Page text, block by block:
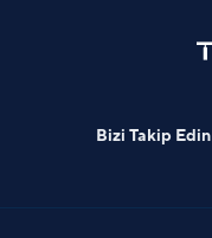
Bizi Takip Edin